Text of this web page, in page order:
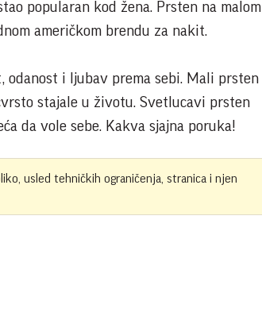
popularan kod žena. Prsten na malom
američkom brendu za nakit.
odanost i ljubav prema sebi. Mali prsten
stajale u životu. Svetlucavi prsten
da vole sebe. Kakva sjajna poruka!
usled tehničkih ograničenja, stranica i njen